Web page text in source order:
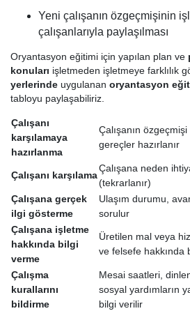
Yeni çalışanın özgeçmişinin
çalışanlarıyla paylaşılması
Oryantasyon eğitimi için yapılan plan ve
konuları işletmeden işletmeye farklılık
yerlerinde uygulanan oryantasyon
tabloyu paylaşabiliriz.
Çalışanı
karşılamaya
hazırlanma
Çalışanın
gereçler hazırlanır
Çalışanı karşılama
Çalışana neden
(tekrarlanır)
Çalışana gerçek
ilgi gösterme
Ulaşım durumu,
sorulur
Çalışana işletme
hakkında bilgi
verme
Üretilen mal veya
ve felsefe hakkında
Çalışma
kurallarını
bildirme
Mesai saatleri,
sosyal yardımların
bilgi verilir